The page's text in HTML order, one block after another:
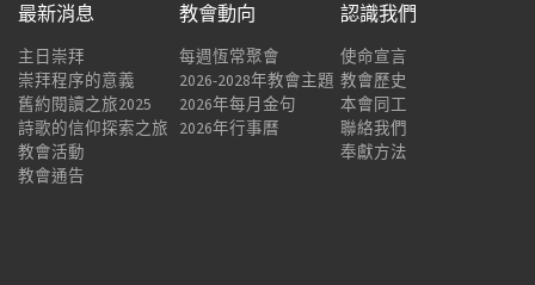
最新消息
主日崇拜
崇拜程序的意義
舊約閱讀之旅2025
詩歌的信仰探索之旅
教會活動
教會通告
教會動向
每週恆常聚會
2026-2028年教會主題
2026年每月金句
2026年行事曆
認識我們
使命宣言
教會歷史
本會同工
聯絡我們
奉獻方法